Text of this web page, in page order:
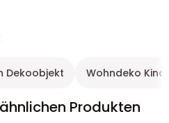
Dekoobjekt Wohndeko
Produkten